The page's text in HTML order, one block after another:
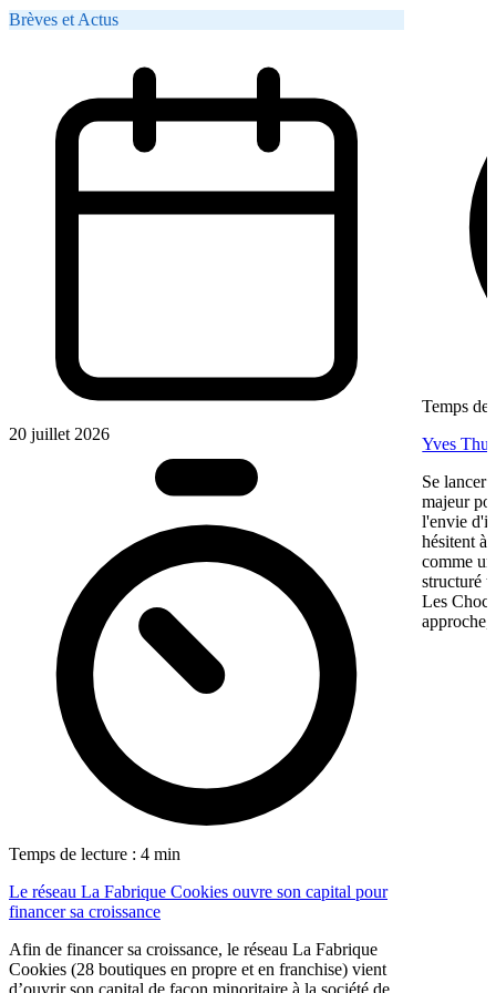
Brèves et Actus
20 juillet 2026
Temps de lecture : 4 min
Le réseau La Fabrique Cookies ouvre son capital pour
financer sa croissance
Afin de financer sa croissance, le réseau La Fabrique
Cookies (28 boutiques en propre et en franchise) vient
Temps de
Yves
Se lancer
majeur
l'envie
hésitent à
comme
structuré
Les
approche,